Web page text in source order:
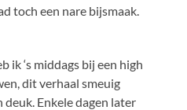
toch een nare bijsmaak.
ik ‘s middags bij een high
dit verhaal smeuig
deuk. Enkele dagen later